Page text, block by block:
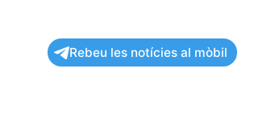
Rebeu les notícies al mòbil